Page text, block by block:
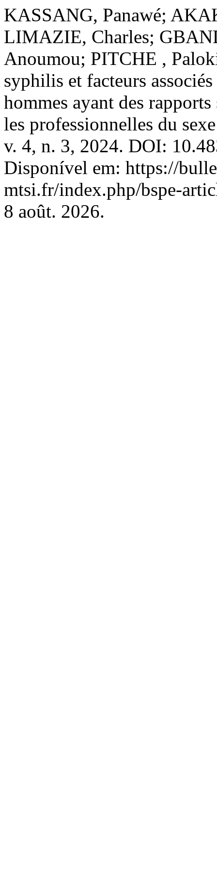
KASSANG, Panawé;
LIMAZIE, Charles;
Anoumou; PITCHE ,
syphilis et facteurs
hommes ayant des
les professionnelles du
v. 4, n. 3, 2024. DOI:
Disponível em: https://
mtsi.fr/index.php/bspe-
8 août. 2026.